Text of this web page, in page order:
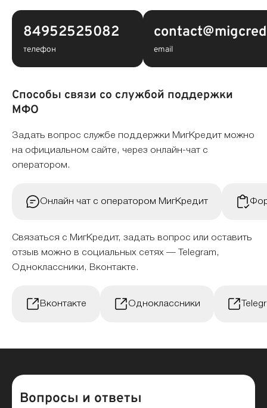
84952525082
телефон email
Способы связи со службой поддержки
МФО
Задать вопрос службе поддержки МигКредит можно
на официальном сайте, через онлайн-чат с
оператором.
Онлайн чат с оператором МигКредит
Связаться с МигКредит, задать вопрос или оставить
отзыв можно в социальных сетях — Telegram,
Одноклассники, Вконтакте.
Вконтакте Одноклассники
Вопросы и ответы